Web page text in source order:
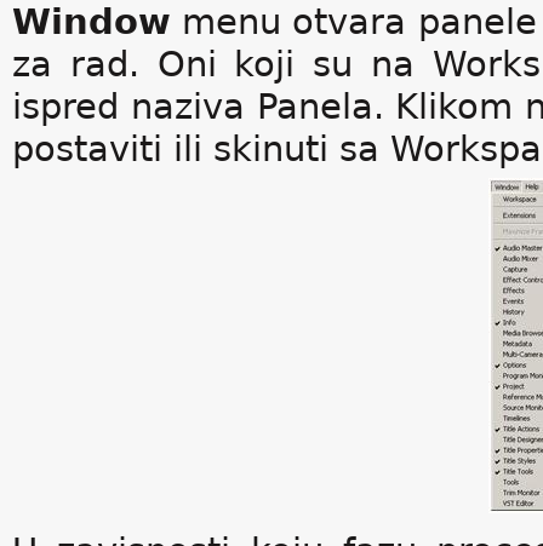
Window menu otvara
za rad. Oni koji su na
ispred naziva Panela. Klikom
postaviti ili skinuti sa